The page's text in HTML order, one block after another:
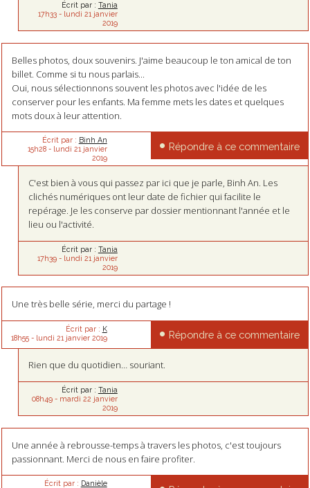
Écrit par : Tania
17h33- lundi 21 janvier
2019
Belles photos, doux souvenirs. J'aime beaucoup le ton amical de ton
billet. Comme si tu nous parlais...
Oui, nous sélectionnons souvent les photos avec l'idée de les
conserver pour les enfants. Ma femme mets les dates et quelques
mots doux à leur attention.
Écrit par : Binh An
15h28- lundi 21 janvier
2019
Répondre à ce commentaire
C'est bien à vous qui passez par ici que je parle, Binh An. Les
clichés numériques ont leur date de fichier qui facilite le
repérage. Je les conserve par dossier mentionnant l'année et le
lieu ou l'activité.
Écrit par : Tania
17h39- lundi 21 janvier
2019
Une très belle série, merci du partage !
Écrit par : K
18h55- lundi 21 janvier 2019 Répondre à ce commentaire
Rien que du quotidien… souriant.
Écrit par : Tania
08h49- mardi 22 janvier
2019
Une année à rebrousse-temps à travers les photos, c'est toujours
passionnant. Merci de nous en faire profiter.
Écrit par : Danièle